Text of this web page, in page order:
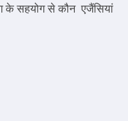
के सहयोग से कौन एजैंसियां